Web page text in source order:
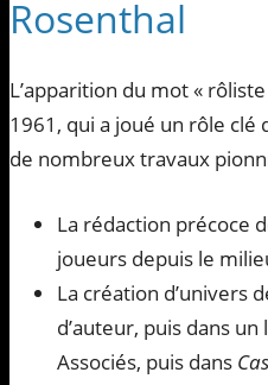
Rosenthal
L’apparition du mot «
1961, qui a joué un rôle clé
de nombreux travaux
La rédaction précoce
joueurs depuis le
La création d’univers
d’auteur, puis dans
Associés, puis dans